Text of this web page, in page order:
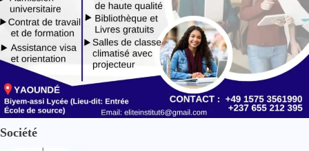
Société